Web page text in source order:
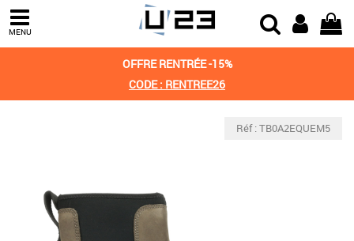
MENU
OFFRE RENTRÉE -15%
CODE : RENTREE26
Réf : TB0A2EQUEM5